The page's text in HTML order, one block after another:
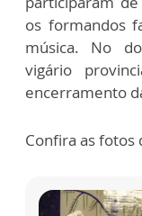
os formandos
música. No
vigário
encerramento
Confira as fotos